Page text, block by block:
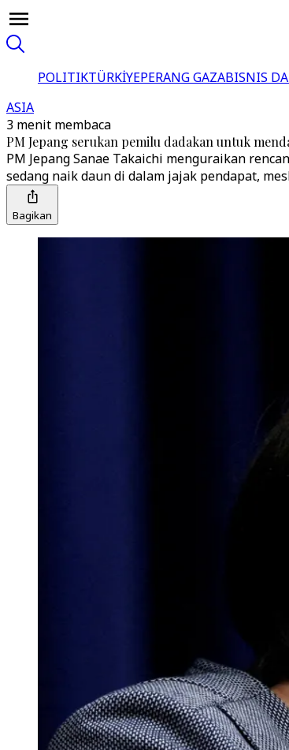
POLITIKTÜRKİYEPERANG GAZABISNIS
ASIA
3 menit membaca
PM Jepang serukan pemilu dadakan untuk
PM Jepang Sanae Takaichi menguraikan
sedang naik daun di dalam jajak pendapat,
Bagikan